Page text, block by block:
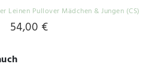
Leinen Pullover Mädchen & Jungen (CS)
54,00 €